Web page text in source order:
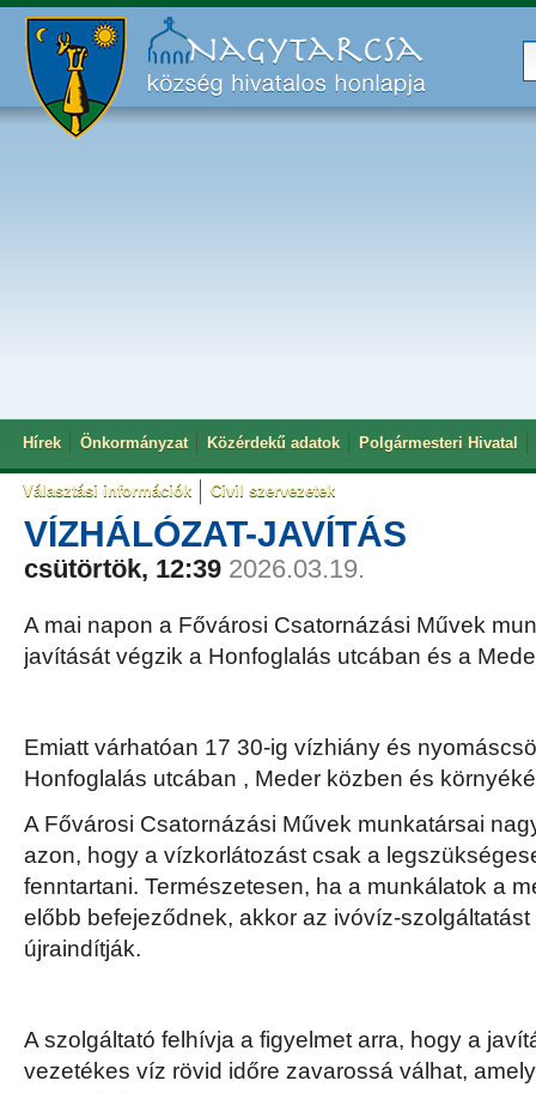
Hírek Önkormányzat Közérdekű adatok Polgármesteri Hivatal
Választási információk Civil szervezetek
VÍZHÁLÓZAT-JAVÍTÁS
csütörtök, 12:39 2026.03.19.
A mai napon a Fővárosi Csatornázási Művek
javítását végzik a Honfoglalás utcában és a
Emiatt várhatóan 17 30-ig vízhiány és
Honfoglalás utcában , Meder közben és
A Fővárosi Csatornázási Művek munkatársai
azon, hogy a vízkorlátozást csak a
fenntartani. Természetesen, ha a munkálatok a
előbb befejeződnek, akkor az ivóvíz-
újraindítják.
A szolgáltató felhívja a figyelmet arra, hogy a
vezetékes víz rövid időre zavarossá válhat,